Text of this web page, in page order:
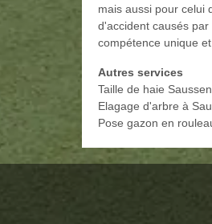
mais aussi pour celui
d'accident causés
compétence unique
Autres services
Taille de haie
Elagage d'arbre à
Pose gazon en